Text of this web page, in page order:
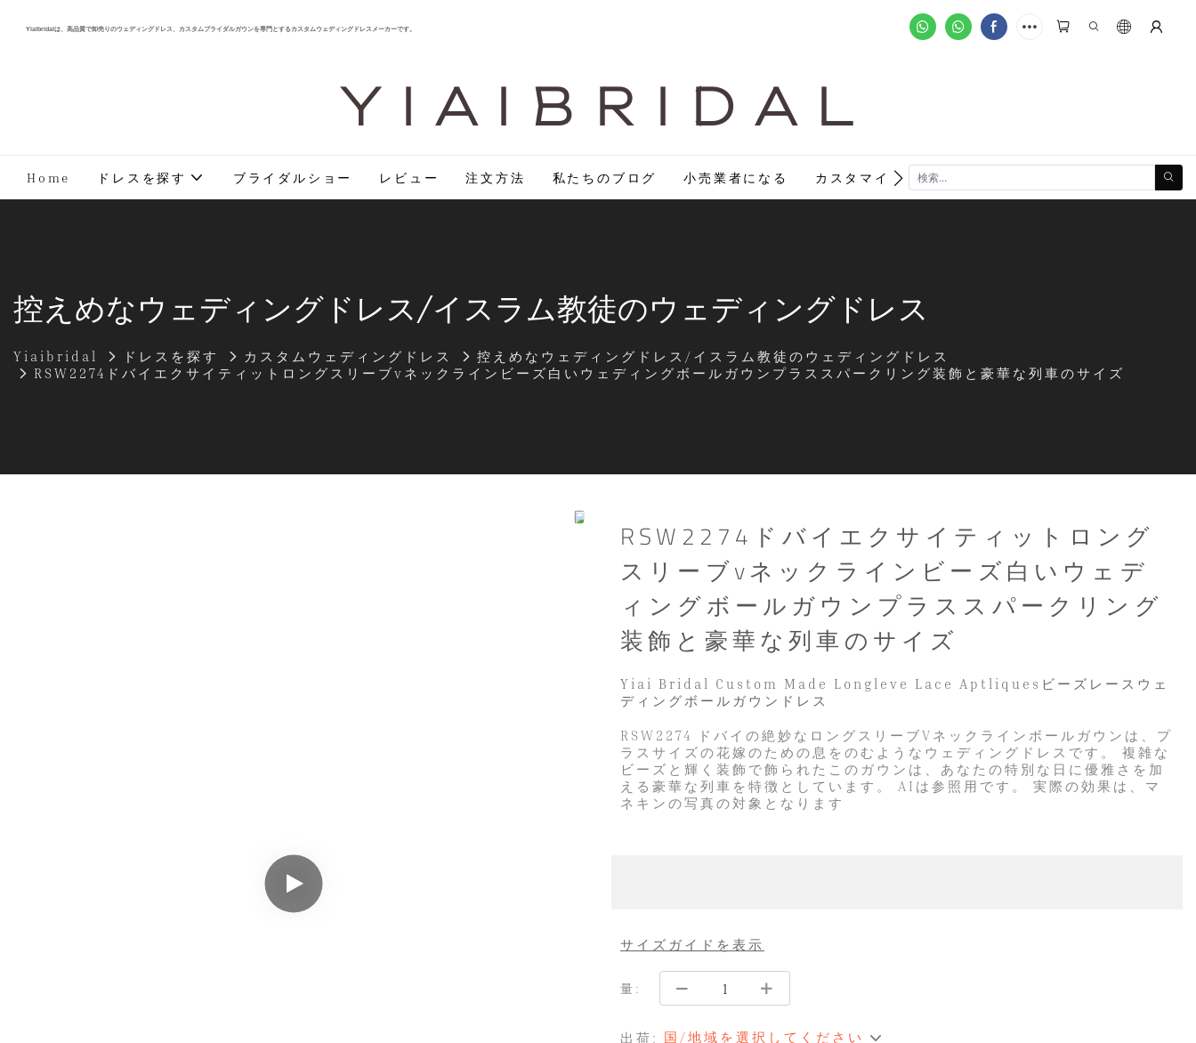
Yiaibridalは、高品質で卸売りのウェディングドレス、カスタムブライダルガウンを専門とするカスタムウェディングドレスメーカーです。
Y I A I B R I D A L
Home ドレスを探す ブライダルショー レビュー 注文方法 私たちのブログ 小売業者になる カスタマイズ注文
控えめなウェディングドレス/イスラム教徒のウェディングドレス
Yiaibridal ドレスを探す カスタムウェディングドレス
控えめなウェディングドレス/イスラム教徒のウェディングドレス
RSW2274ドバイエクサイティットロングスリーブvネックラインビーズ白いウェディングボールガウンプラススパークリング装飾と豪華な列車のサイズ
RSW2274ドバイエクサイティットロング
スリーブvネックラインビーズ白いウェデ
ィングボールガウンプラススパークリング
装飾と豪華な列車のサイズ
Yiai Bridal Custom Made Longleve Lace Aptliquesビーズレースウェ
ディングボールガウンドレス
RSW2274 ドバイの絶妙なロングスリーブVネックラインボールガウンは、プ
ラスサイズの花嫁のための息をのむようなウェディングドレスです。 複雑な
ビーズと輝く装飾で飾られたこのガウンは、あなたの特別な日に優雅さを加
える豪華な列車を特徴としています。 AIは参照用です。 実際の効果は、マ
ネキンの写真の対象となります
量:
出荷: 国/地域を選択してください
サイズガイドを表示